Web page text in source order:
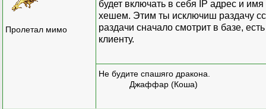
Пролетал мимо
будет включать в себя IP адрес и
хешем. Этим ты исключиш раздачу
раздачи сначало смотрит в базе,
клиенту.
Не будите спашяго дракона.
Джаффар (Коша)